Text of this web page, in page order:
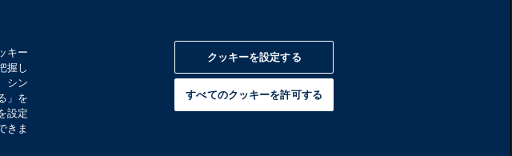
キー
握し
シン
」を
設定
きま
クッキーを設定する
すべてのクッキーを許可する